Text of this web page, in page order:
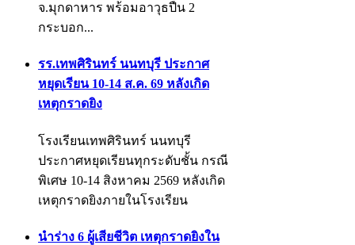
จ.มุกดาหาร พร้อมอาวุธปืน 2
กระบอก...
รร.เทพศิรินทร์ นนทบุรี ประกาศ
หยุดเรียน 10-14 ส.ค. 69 หลังเกิด
เหตุกราดยิง
โรงเรียนเทพศิรินทร์ นนทบุรี
ประกาศหยุดเรียนทุกระดับชั้น กรณี
พิเศษ 10-14 สิงหาคม 2569 หลังเกิด
เหตุกราดยิงภายในโรงเรียน
นำร่าง 6 ผู้เสียชีวิต เหตุกราดยิงใน